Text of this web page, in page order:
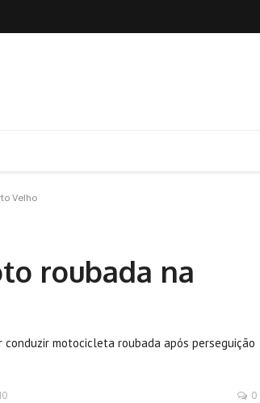
Velho
roubada na
conduzir motocicleta roubada após perseguição
0